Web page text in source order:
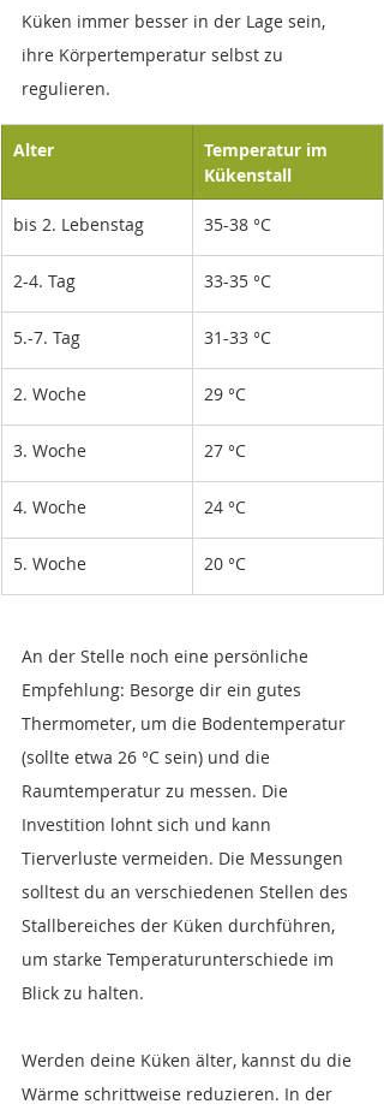
Küken immer besser in der Lage sein,
ihre Körpertemperatur selbst zu
regulieren.
Alter
Temperatur im
Kükenstall
bis 2. Lebenstag 35-38 °C
2-4. Tag 33-35 °C
5.-7. Tag 31-33 °C
2. Woche 29 °C
3. Woche 27 °C
4. Woche 24 °C
5. Woche 20 °C
An der Stelle noch eine persönliche
Empfehlung: Besorge dir ein gutes
Thermometer, um die Bodentemperatur
(sollte etwa 26 °C sein) und die
Raumtemperatur zu messen. Die
Investition lohnt sich und kann
Tierverluste vermeiden. Die Messungen
solltest du an verschiedenen Stellen des
Stallbereiches der Küken durchführen,
um starke Temperaturunterschiede im
Blick zu halten.
Werden deine Küken älter, kannst du die
Wärme schrittweise reduzieren. In der